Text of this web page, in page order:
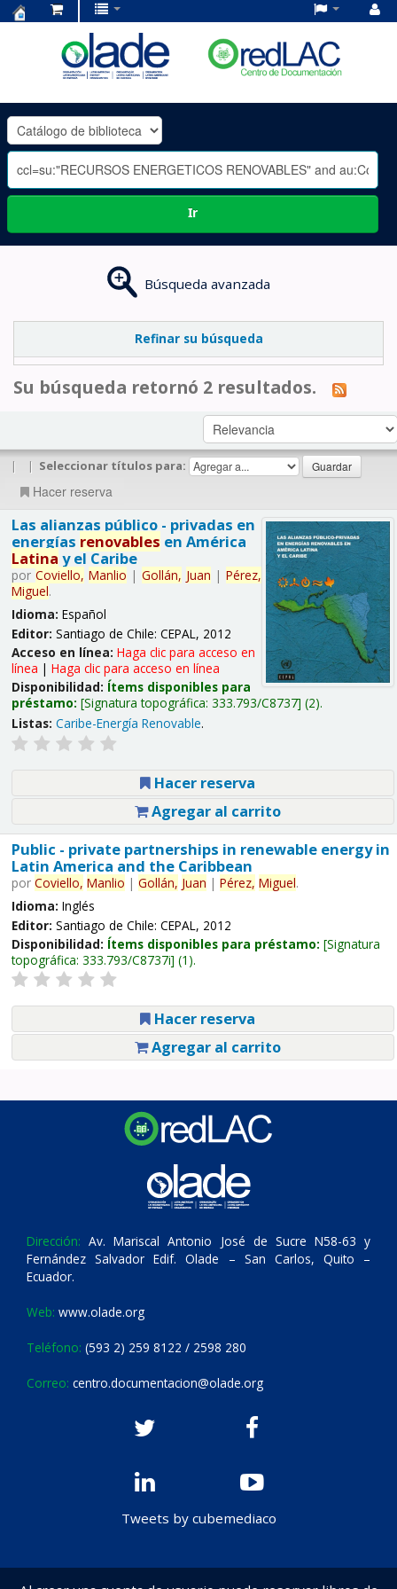
OLADE
-
Ir
Búsqueda avanzada
Refinar su búsqueda
Su búsqueda retornó 2 resultados.
| | Seleccionar títulos para:
Hacer reserva
Las alianzas público - privadas en
energías renovables en América
Latina y el Caribe
por Coviello, Manlio | Gollán, Juan | Pérez,
Miguel.
Idioma: Español
Editor: Santiago de Chile: CEPAL, 2012
Acceso en línea: Haga clic para acceso en
línea | Haga clic para acceso en línea
Disponibilidad: Ítems disponibles para
préstamo: Signatura topográfica: 333.793/C8737 (2).
Listas: Caribe-Energía Renovable.
Hacer reserva
Agregar al carrito
Public - private partnerships in renewable energy in
Latin America and the Caribbean
por Coviello, Manlio | Gollán, Juan | Pérez, Miguel.
Idioma: Inglés
Editor: Santiago de Chile: CEPAL, 2012
Disponibilidad: Ítems disponibles para préstamo: Signatura
topográfica: 333.793/C8737i (1).
Hacer reserva
Agregar al carrito
Dirección: Av. Mariscal Antonio José de Sucre N58-63 y
Fernández Salvador Edif. Olade – San Carlos, Quito –
Ecuador.
Web: www.olade.org
Teléfono: (593 2) 259 8122 / 2598 280
Correo: centro.documentacion@olade.org
Tweets by cubemediaco